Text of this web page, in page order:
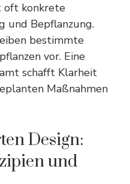
oft konkrete
und Bepflanzung.
bestimmte
vor. Eine
schafft Klarheit
Maßnahmen
Design:
und